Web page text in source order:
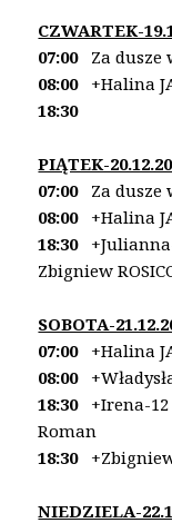
CZWARTEK-
07:00Za dusze
08:00 +Halina
18:30
PIĄTEK-
07:00Za dusze
08:00 +Halina
18:30
Zbigniew
SOBOTA-
07:00+Halina
08:00
18:30 +Irena-
Roman
18:30
NIEDZIELA-